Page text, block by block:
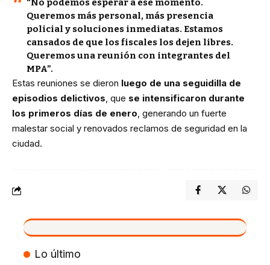
“No podemos esperar a ese momento.
Queremos más personal, más presencia
policial y soluciones inmediatas. Estamos
cansados de que los fiscales los dejen libres.
Queremos una reunión con integrantes del
MPA”.
Estas reuniones se dieron luego de una seguidilla de
episodios delictivos, que se intensificaron durante
los primeros días de enero, generando un fuerte
malestar social y renovados reclamos de seguridad en la
ciudad.
VIVO
Lo último